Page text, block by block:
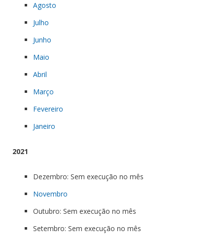
Agosto
Julho
Junho
Maio
Abril
Março
Fevereiro
Janeiro
2021
Dezembro: Sem execução no mês
Novembro
Outubro: Sem execução no mês
Setembro: Sem execução no mês